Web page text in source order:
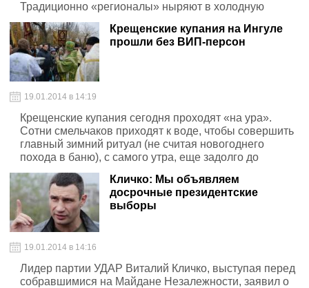
Традиционно «регионалы» ныряют в холодную
январскую воду на территории спортивной базы
«Украина», расположенной в районе Яхт-клуба.
Крещенские купания на Ингуле
прошли без ВИП-персон
19.01.2014 в 14:19
Крещенские купания сегодня проходят «на ура».
Сотни смельчаков приходят к воде, чтобы совершить
главный зимний ритуал (не считая новогоднего
похода в баню), с самого утра, еще задолго до
«официального» освящения воды
Кличко: Мы объявляем
досрочные президентские
выборы
19.01.2014 в 14:16
Лидер партии УДАР Виталий Кличко, выступая перед
собравшимися на Майдане Незалежности, заявил о